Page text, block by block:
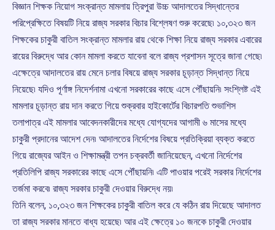
বিজ্ঞান শিক্ষক নিয়োগ সংক্রান্ত মামলায় ত্রিপুরা উচ্চ আদালতের সিদ্ধান্তের
পরিপ্রেক্ষিতে বিষয়টি নিয়ে রাজ্য সরকার বিচার বিশ্লেষণ শুরু করেছে৷ ১০,৩২৩ জন
শিক্ষকের চাকুরী বাতিল সংক্রান্ত মামলার রায় থেকে শিক্ষা নিয়ে রাজ্য সরকার এবারের
রায়ের বিরুদ্ধে আর কোন মামলা করতে যাবেনা বলে রাজ্য প্রশাসন সূত্রে জানা গেছে৷
এক্ষেত্রে আদালতের রায় মেনে চলার বিষয়ে রাজ্য সরকার চূড়ান্ত সিদ্ধান্ত নিয়ে
নিয়েছে৷ যদিও পূর্ণাঙ্গ নিদের্শনামা এখনো সরকারের কাছে এসে পৌঁছায়নি৷ সংশ্লিষ্ট এই
মামলার চূড়ান্ত রায় দান করতে গিয়ে শুক্রবার হাইকোর্টের বিচারপতি শুভাশিস
তলাপাত্র এই মামলার আবেদনকারীদের মধ্যে যোগ্যদের আগামী ৬ মাসের মধ্যে
চাকুরী প্রদানের আদেশ দেন৷ আদালতের নির্দেশের বিষয়ে প্রতিক্রিয়া ব্যক্ত করতে
গিয়ে রাজ্যের আইন ও শিক্ষামন্ত্রী তপন চক্রবর্তী জানিয়েছেন, এখনো নির্দেশের
প্রতিলিপি রাজ্য সরকারের কাছে এসে পৌঁছায়নি৷ এটি পাওয়ার পরেই সরকার নির্দেশের
তর্জমা করবে৷ রাজ্য সরকার চাকুরী দেওয়ার বিরুদ্ধে নয়৷
তিনি বলেন, ১০,৩২৩ জন শিক্ষকের চাকুরী বাতিল করে যে কঠিন রায় দিয়েছে আদালত
তা রাজ্য সরকার মানতে বাধ্য হয়েছে৷ আর এই ক্ষেত্রে ১০ জনকে চাকুরী দেওয়ার